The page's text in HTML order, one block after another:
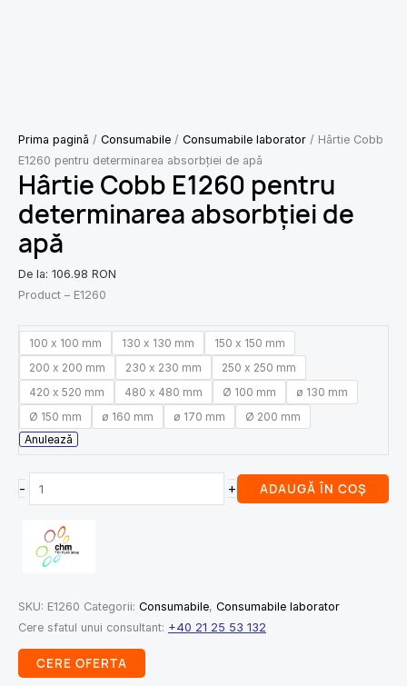
Prima pagină / Consumabile / Consumabile laborator / Hârtie Cobb
E1260 pentru determinarea absorbției de apă
Hârtie Cobb E1260 pentru
determinarea absorbției de
apă
De la: 106.98 RON
Product – E1260
100 x 100 mm 130 x 130 mm
150 x 150 mm
200 x 200 mm
230 x 230 mm
250 x 250 mm
420 x 520 mm
480 x 480 mm Ø 100 mm
ø 130 mm
Ø 150 mm
ø 160 mm ø 170 mm
Ø 200 mm
Anulează
- + ADAUGĂ ÎN COȘ
SKU: E1260 Categorii: Consumabile, Consumabile laborator
Cere sfatul unui consultant: +40 21 25 53 132
CERE OFERTA